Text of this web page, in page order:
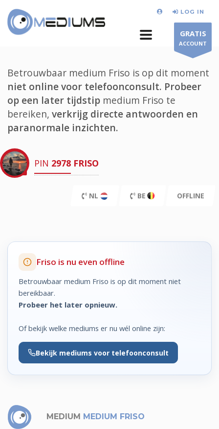
LOG IN
GRATIS
ACCOUNT
Betrouwbaar medium Friso is op dit moment
niet online voor telefoonconsult. Probeer
op een later tijdstip medium Friso te
bereiken, verkrijg directe antwoorden en
paranormale inzichten.
PIN 2978 FRISO
NL BE OFFLINE
Friso is nu even offline
Betrouwbaar medium Friso is op dit moment niet
bereikbaar.
Probeer het later opnieuw.
Of bekijk welke mediums er nu wél online zijn:
Bekijk mediums voor telefoonconsult
MEDIUM MEDIUM FRISO